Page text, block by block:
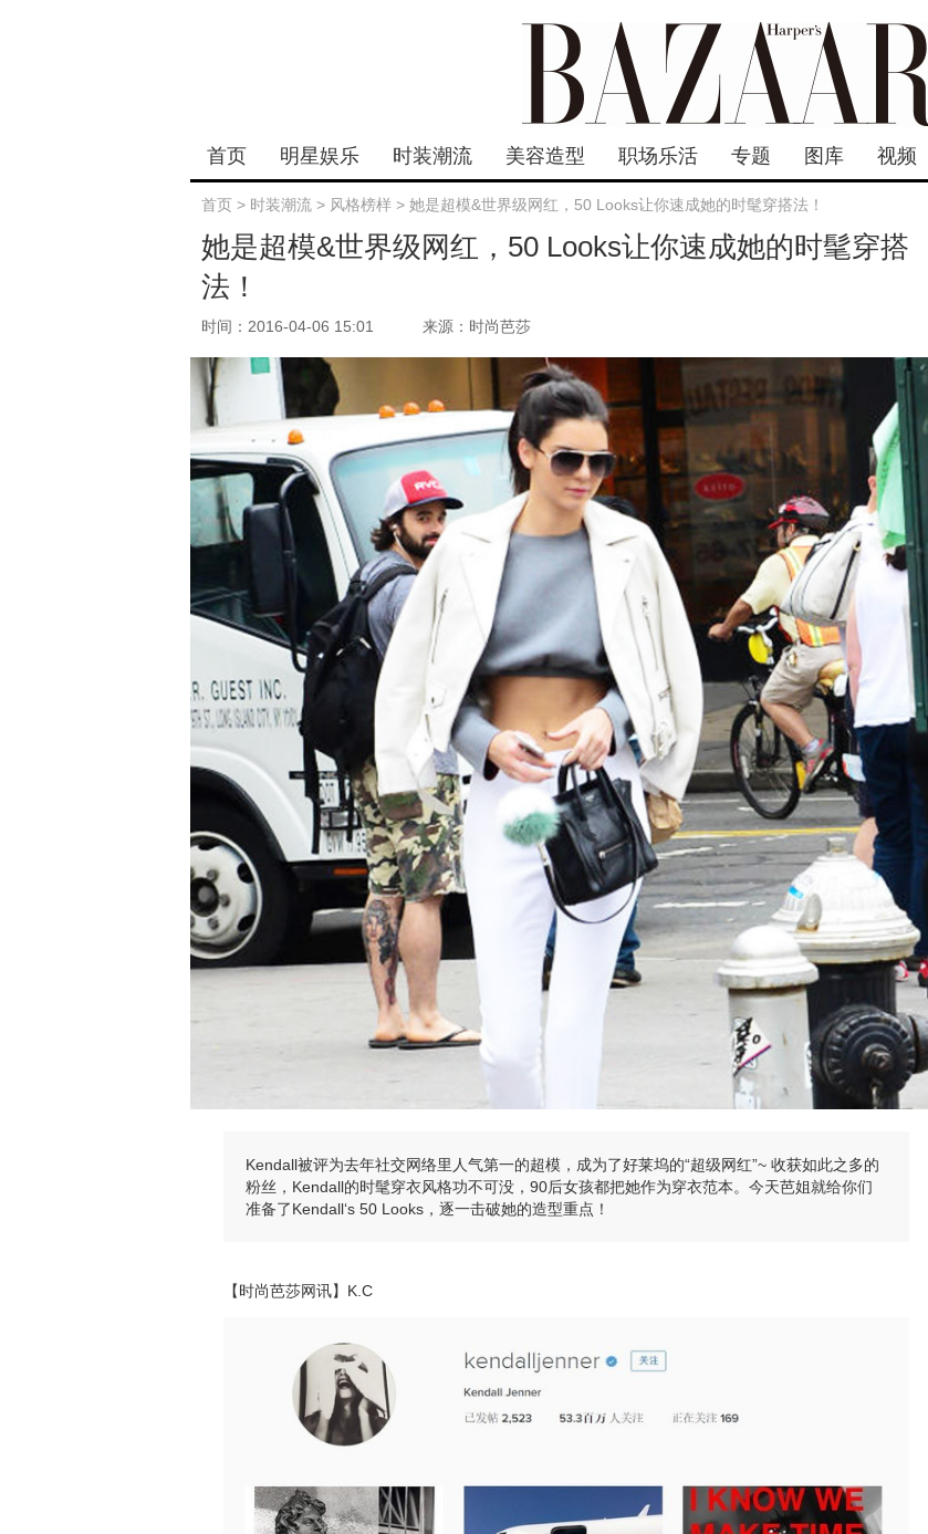
首页 明星娱乐 时装潮流 美容造型 职场乐活 专题 图库 视频
首页 > 时装潮流 > 风格榜样 > 她是超模&世界级网红，50 Looks让你速成她的时髦穿搭法！
她是超模&世界级网红，50 Looks让你速成她的时髦穿搭
法！
时间：2016-04-06 15:01 来源：时尚芭莎
Kendall被评为去年社交网络里人气第一的超模，成为了好莱坞的“超级网红”~ 收获如此之多的
粉丝，Kendall的时髦穿衣风格功不可没，90后女孩都把她作为穿衣范本。今天芭姐就给你们
准备了Kendall‘s 50 Looks，逐一击破她的造型重点！
【时尚芭莎网讯】K.C